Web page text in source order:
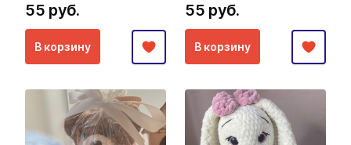
55 руб.
В корзину
55 руб.
В корзину